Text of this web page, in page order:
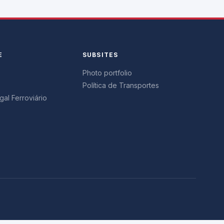
Ferroviário
SUBSITES
Photo portfolio
Política de Transportes